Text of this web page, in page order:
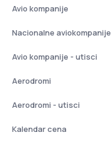
Avio kompanije
Nacionalne aviokompanije
Avio kompanije - utisci
Aerodromi
Aerodromi - utisci
Kalendar cena